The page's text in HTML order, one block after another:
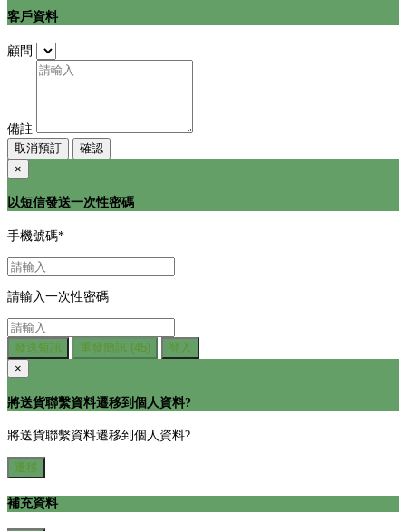
客戶資料
顧問
備註
取消預訂
確認
×
以短信發送一次性密碼
手機號碼*
請輸入一次性密碼
發送短訊 重發簡訊 (45)
登入
×
將送貨聯繫資料遷移到個人資料?
將送貨聯繫資料遷移到個人資料?
遷移
補充資料